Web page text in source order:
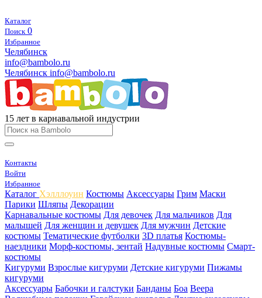
Каталог
Поиск 0
Избранное
Челябинск
info@bambolo.ru
Челябинск info@bambolo.ru
15 лет в карнавальной индустрии
Контакты
Войти
Избранное
Каталог Хэлллоуин Костюмы Аксессуары Грим Маски
Парики Шляпы Декорации
Карнавальные костюмы Для девочек Для мальчиков Для
малышей Для женщин и девушек Для мужчин Детские
костюмы Тематические футболки 3D платья Костюмы-
наездники Морф-костюмы, зентай Надувные костюмы Смарт-
костюмы
Кигуруми Взрослые кигуруми Детские кигуруми Пижамы
кигуруми
Аксессуары Бабочки и галстуки Банданы Боа Веера